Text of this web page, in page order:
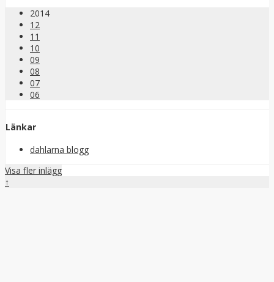
2014
12
11
10
09
08
07
06
Länkar
dahlarna blogg
Visa fler inlägg
↑